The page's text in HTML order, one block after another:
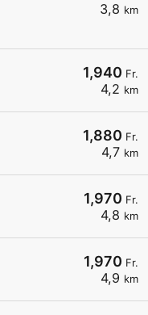
3,8 km
1,940 Fr.
4,2 km
1,880 Fr.
4,7 km
1,970 Fr.
4,8 km
1,970 Fr.
4,9 km